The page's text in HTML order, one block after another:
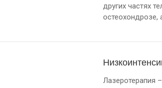
других частях
остеохондрозе,
Лазеротерапия